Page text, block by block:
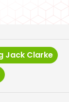
Jack Clarke